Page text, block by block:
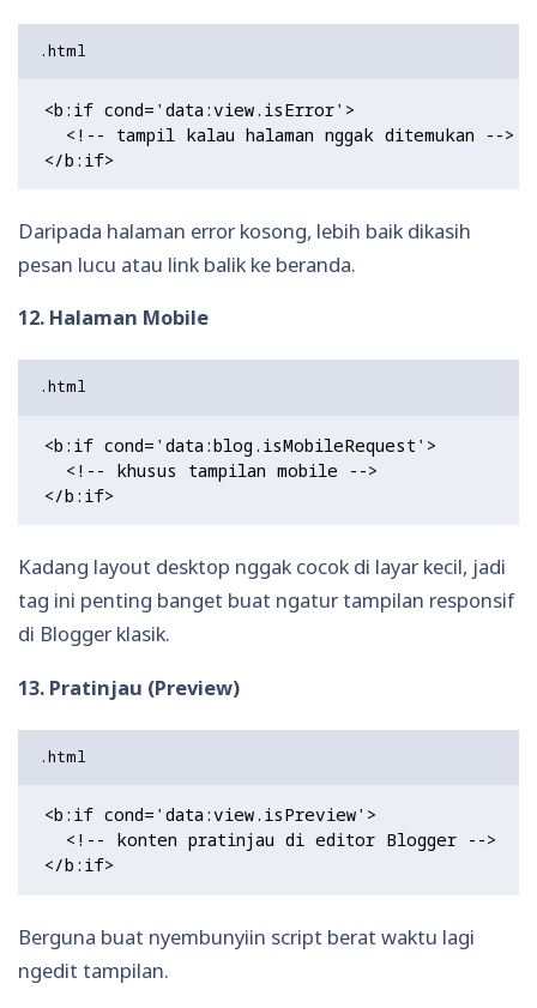
<b:if cond='data:view.isError'>
  <!-- tampil kalau halaman nggak ditemukan -->
Daripada halaman error kosong, lebih baik dikasih
pesan lucu atau link balik ke beranda.
12. Halaman Mobile
<b:if cond='data:blog.isMobileRequest'>
  <!-- khusus tampilan mobile -->
Kadang layout desktop nggak cocok di layar kecil, jadi
tag ini penting banget buat ngatur tampilan responsif
di Blogger klasik.
13. Pratinjau (Preview)
<b:if cond='data:view.isPreview'>
  <!-- konten pratinjau di editor Blogger -->
Berguna buat nyembunyiin script berat waktu lagi
ngedit tampilan.